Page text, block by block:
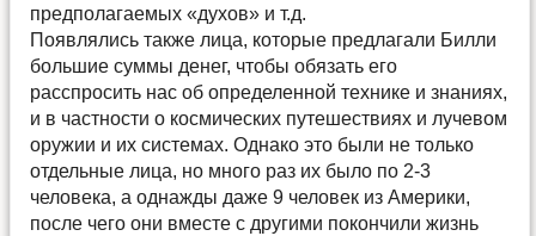
предполагаемых «духов» и т.д.
Появлялись также лица, которые предлагали Билли
большие суммы денег, чтобы обязать его
расспросить нас об определенной технике и знаниях,
и в частности о космических путешествиях и лучевом
оружии и их системах. Однако это были не только
отдельные лица, но много раз их было по 2-3
человека, а однажды даже 9 человек из Америки,
после чего они вместе с другими покончили жизнь